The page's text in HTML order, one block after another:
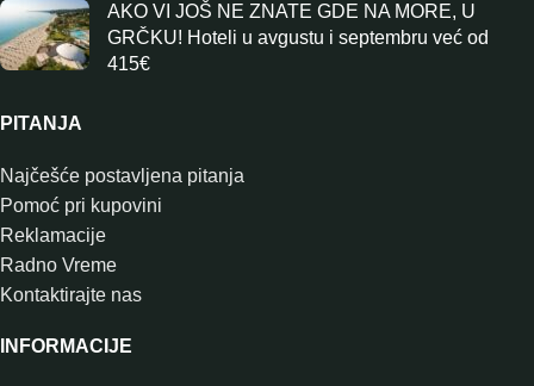
AKO VI JOŠ NE ZNATE GDE NA MORE, U
GRČKU! Hoteli u avgustu i septembru već od
415€
PITANJA
Najčešće postavljena pitanja
Pomoć pri kupovini
Reklamacije
Radno Vreme
Kontaktirajte nas
INFORMACIJE